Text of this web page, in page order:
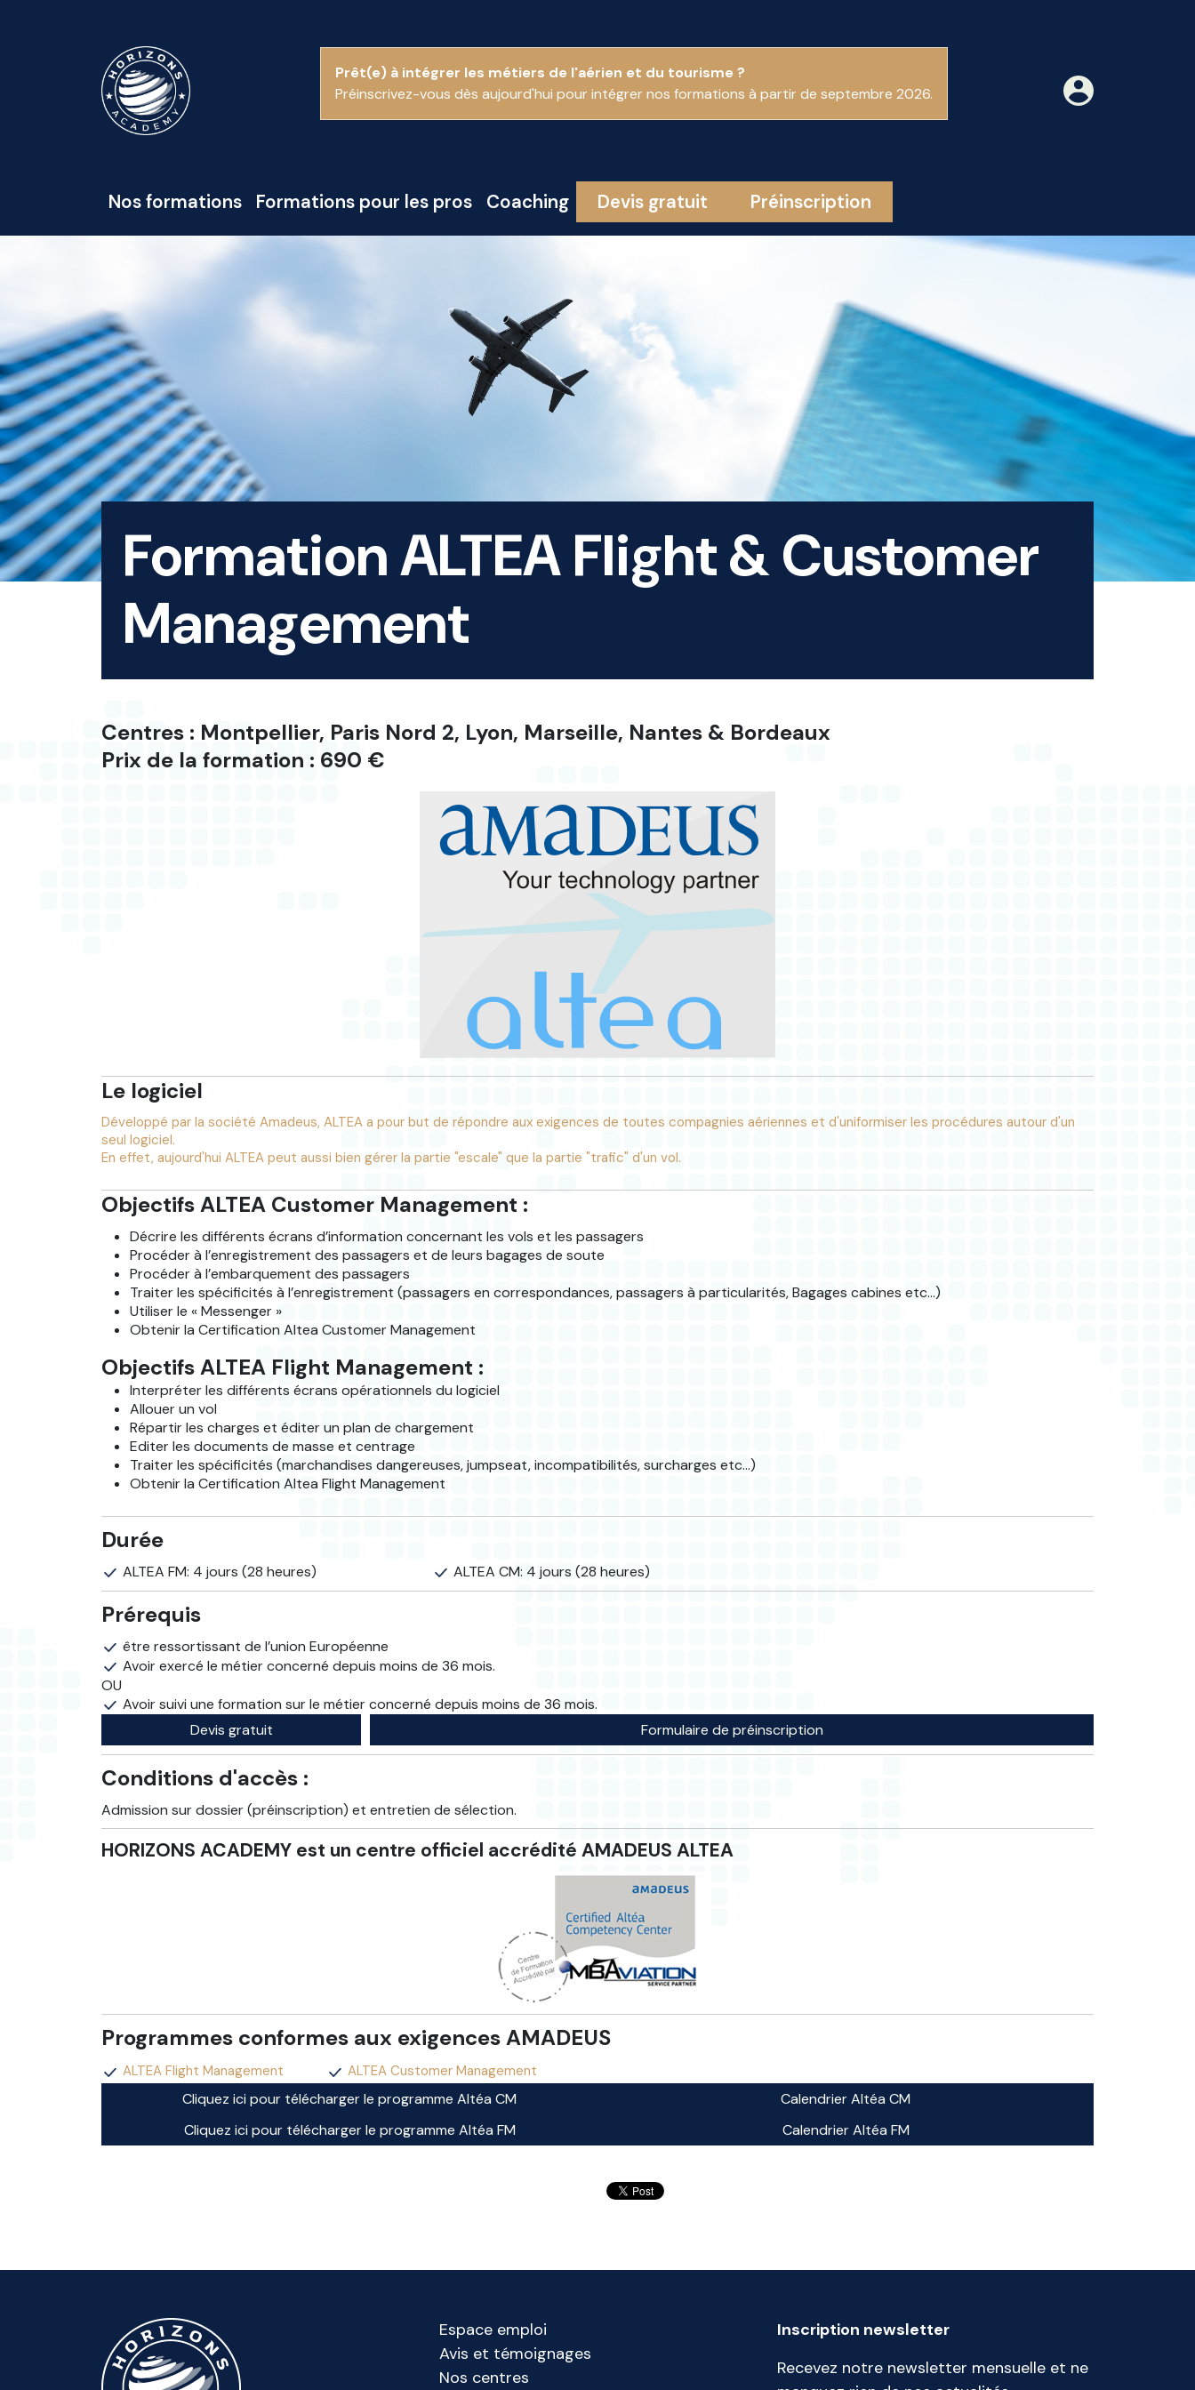
Prêt(e) à intégrer les métiers de l'aérien et du tourisme ?
Préinscrivez-vous dès aujourd'hui pour intégrer nos formations à partir de septembre 2026.
Nos formations Formations pour les pros Coaching Devis gratuit Préinscription
Formation ALTEA Flight & Customer
Management
Centres : Montpellier, Paris Nord 2, Lyon, Marseille, Nantes & Bordeaux
Prix de la formation : 690 €
Le logiciel
Développé par la société Amadeus, ALTEA a pour but de répondre aux exigences de toutes compagnies aériennes et d'uniformiser les procédures autour d'un
seul logiciel.
En effet, aujourd'hui ALTEA peut aussi bien gérer la partie "escale" que la partie "trafic" d'un vol.
Objectifs ALTEA Customer Management :
Décrire les différents écrans d’information concernant les vols et les passagers
Procéder à l’enregistrement des passagers et de leurs bagages de soute
Procéder à l’embarquement des passagers
Traiter les spécificités à l’enregistrement (passagers en correspondances, passagers à particularités, Bagages cabines etc…)
Utiliser le « Messenger »
Obtenir la Certification Altea Customer Management
Objectifs ALTEA Flight Management :
Interpréter les différents écrans opérationnels du logiciel
Allouer un vol
Répartir les charges et éditer un plan de chargement
Editer les documents de masse et centrage
Traiter les spécificités (marchandises dangereuses, jumpseat, incompatibilités, surcharges etc…)
Obtenir la Certification Altea Flight Management
Durée
ALTEA FM: 4 jours (28 heures) ALTEA CM: 4 jours (28 heures)
Prérequis
être ressortissant de l’union Européenne
Avoir exercé le métier concerné depuis moins de 36 mois.
OU
Avoir suivi une formation sur le métier concerné depuis moins de 36 mois.
Devis gratuit
Formulaire de préinscription
Conditions d'accès :
Admission sur dossier (préinscription) et entretien de sélection.
HORIZONS ACADEMY est un centre officiel accrédité AMADEUS ALTEA
Programmes conformes aux exigences AMADEUS
ALTEA Flight Management ALTEA Customer Management
Cliquez ici pour télécharger le programme Altéa CM
Calendrier Altéa CM
Cliquez ici pour télécharger le programme Altéa FM
Calendrier Altéa FM
Inscription newsletter
Recevez notre newsletter mensuelle et ne
Espace emploi
Avis et témoignages
Nos centres